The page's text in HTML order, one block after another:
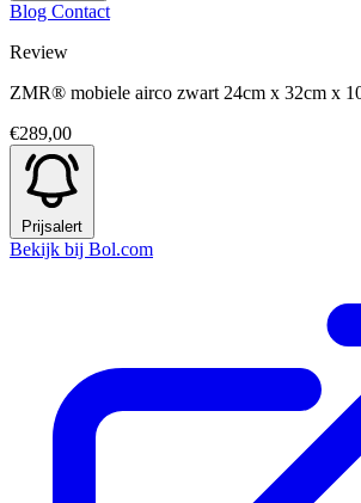
Blog Contact
Review
ZMR® mobiele airco zwart 24cm x 32cm x
€289,00
Prijsalert
Bekijk bij Bol.com